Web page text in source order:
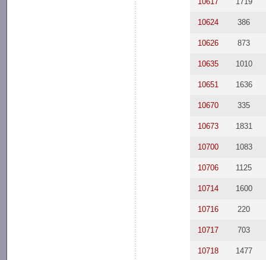
10624 386
10626 873
10635 1010
10651 1636
10670 335
10673 1831
10700 1083
10706 1125
10714 1600
10716 220
10717 703
10718 1477